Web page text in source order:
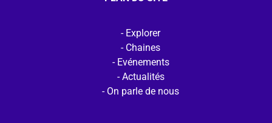
Explorer
Chaines
Evénements
Actualités
On parle de nous